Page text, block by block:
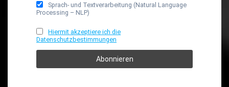
Sprach- und Textverarbeitung (Natural Language
Processing – NLP)
Hiermit akzeptiere ich die
Datenschutzbestimmungen